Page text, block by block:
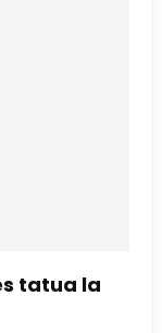
tatua la